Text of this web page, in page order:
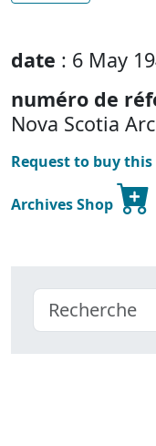
date : 6 May
numéro de
Nova Scotia
Request to buy
Archives Shop